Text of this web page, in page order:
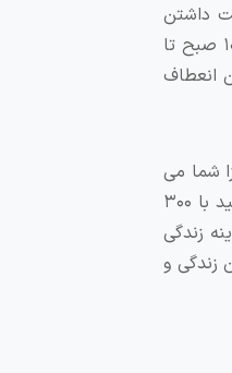
داشتن
تعاملات بیشتر بین دانشجویان و بیماران است. ساعت های کلاس های کورس پزشکی به زبان انگلیسی دانشگاه پارما از ساعت ۱۰ صبح تا
ندارند و این انعطاف
شما می
توانید به راحتی در ان محلی را برای اسکان پیدا کنید. هزینه زندگی در شهر پیاچنزا بسیار مقرون بصرفه است بطوریکه می توانید با ۳۰۰
هزینه زندگی
زندگی و